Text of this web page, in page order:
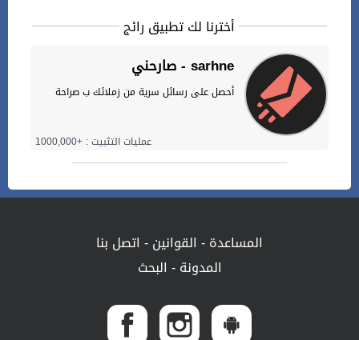
أخترنا لك تطبيق رائج
صارحني - sarhne
أحصل على رسائل سرية من زملائك ب صراحة
عمليات التثبيت : +1000,000
المساعدة- القوانين- اتصل بنا
المدونة- البحث